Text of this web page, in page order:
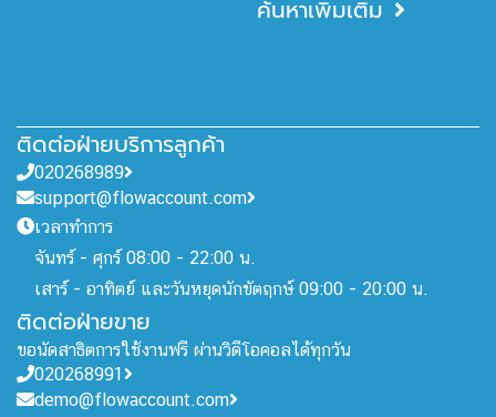
ค้นหาเพิ่มเติม
ติดต่อฝ่ายบริการลูกค้า
020268989
support@flowaccount.com
เวลาทำการ
จันทร์ - ศุกร์ 08:00 - 22:00 น.
เสาร์ - อาทิตย์ และวันหยุดนักขัตฤกษ์ 09:00 - 20:00 น.
ติดต่อฝ่ายขาย
ขอนัดสาธิตการใช้งานฟรี ผ่านวิดีโอคอลได้ทุกวัน
020268991
demo@flowaccount.com